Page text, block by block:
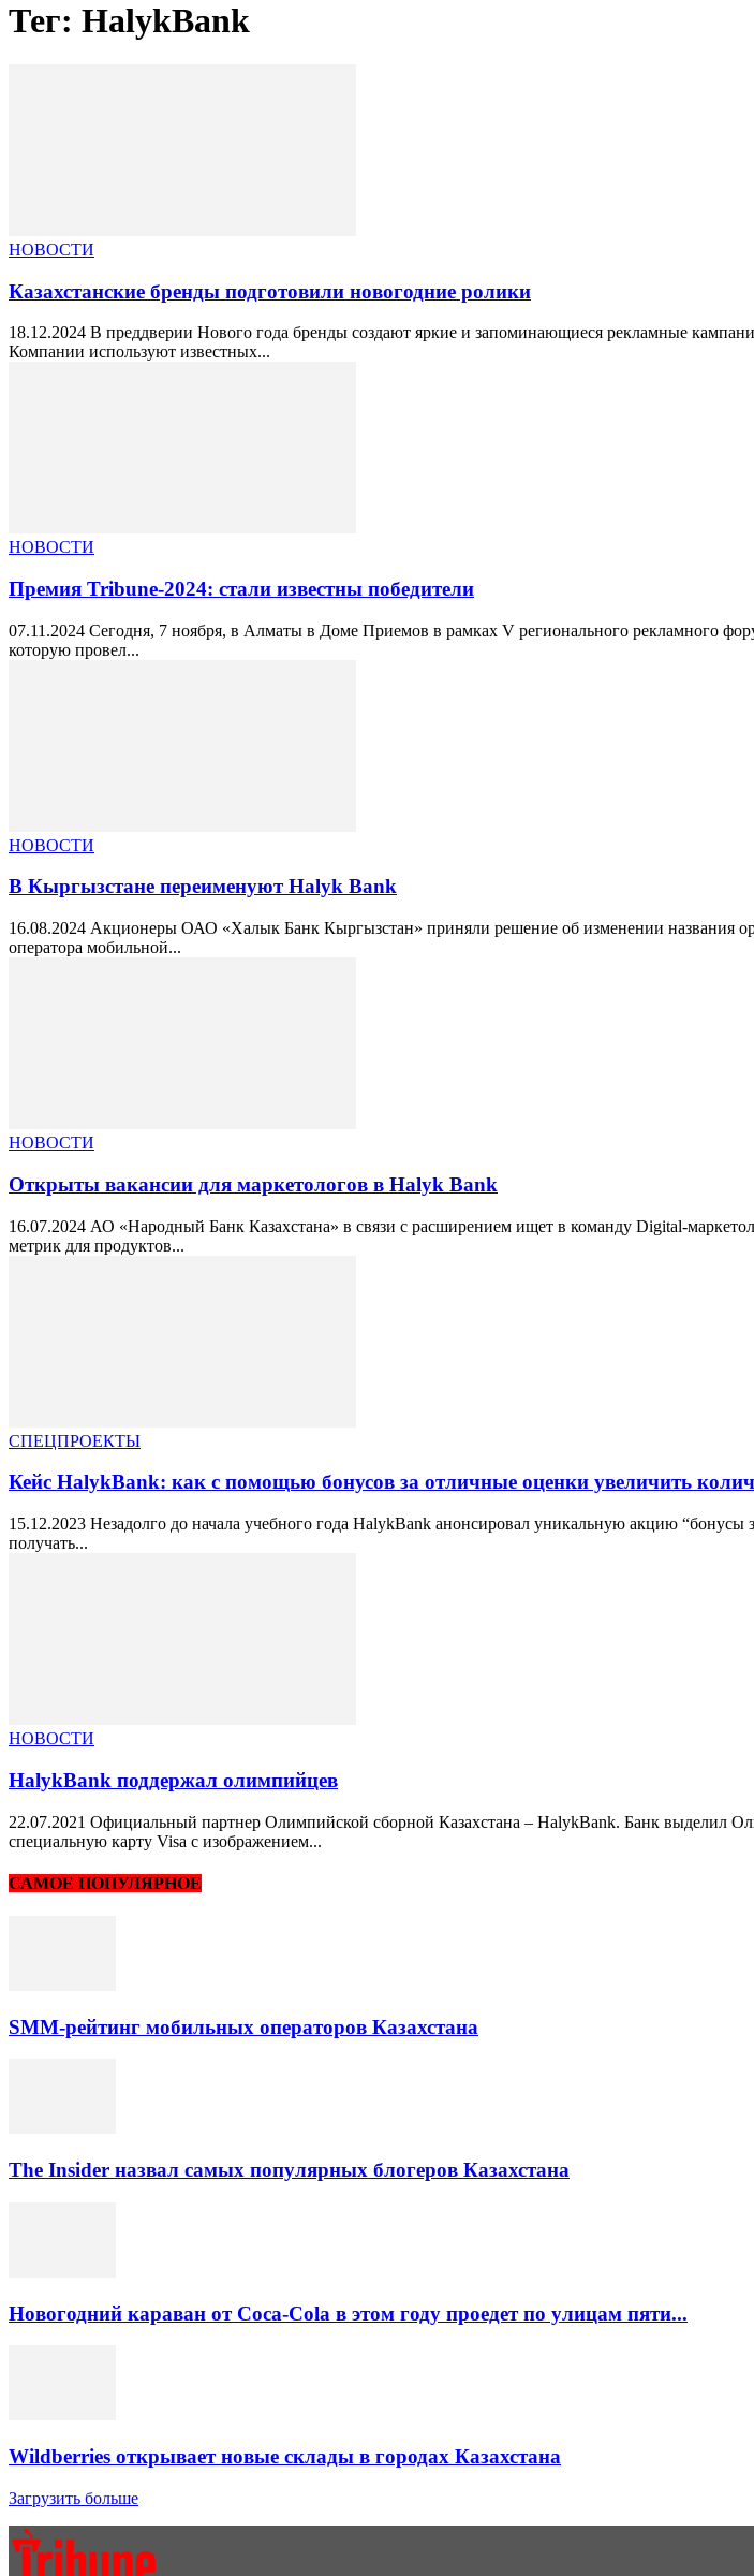
Тег: HalykBank
НОВОСТИ
Казахстанские бренды подготовили новогодние ролики
18.12.2024 В преддверии Нового года бренды создают яркие и запоминающиеся рекламные
Компании используют известных...
НОВОСТИ
Премия Tribune-2024: стали известны победители
07.11.2024 Сегодня, 7 ноября, в Алматы в Доме Приемов в рамках V регионального рекламного
которую провел...
НОВОСТИ
В Кыргызстане переименуют Halyk Bank
16.08.2024 Акционеры ОАО «Халык Банк Кыргызстан» приняли решение об изменении названия
оператора мобильной...
НОВОСТИ
Открыты вакансии для маркетологов в Halyk Bank
16.07.2024 АО «Народный Банк Казахстана» в связи с расширением ищет в команду Digital-
метрик для продуктов...
СПЕЦПРОЕКТЫ
Кейс HalykBank: как с помощью бонусов за отличные оценки увеличить
15.12.2023 Незадолго до начала учебного года HalykBank анонсировал уникальную акцию “бонусы
получать...
НОВОСТИ
HalykBank поддержал олимпийцев
22.07.2021 Официальный партнер Олимпийской сборной Казахстана – HalykBank. Банк выделил
специальную карту Visa с изображением...
САМОЕ ПОПУЛЯРНОЕ
SMM-рейтинг мобильных операторов Казахстана
The Insider назвал самых популярных блогеров Казахстана
Новогодний караван от Coca-Cola в этом году проедет по улицам пяти...
Wildberries открывает новые склады в городах Казахстана
Загрузить больше